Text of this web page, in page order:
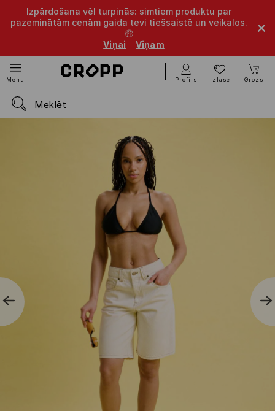
Izpārdošana vēl turpinās: simtiem produktu par
pazeminātām cenām gaida tevi tiešsaistē un veikalos.
🤑
Viņai
Viņam
Menu Profils Izlase Grozs